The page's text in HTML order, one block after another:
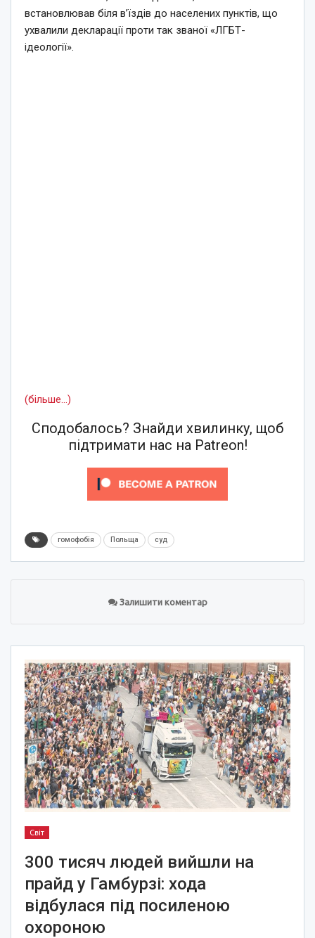
встановлював біля в’їздів до населених пунктів, що
ухвалили декларації проти так званої «ЛГБТ-
ідеології».
(більше…)
Сподобалось? Знайди хвилинку, щоб
підтримати нас на Patreon!
гомофобія Польща суд
Залишити коментар
Світ
300 тисяч людей вийшли на
прайд у Гамбурзі: хода
відбулася під посиленою
охороною